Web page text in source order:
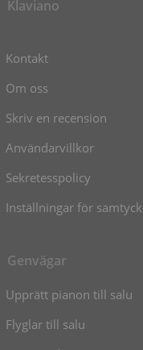
Klaviano
Kontakt
Om oss
Skriv en recension
Användarvillkor
Sekretesspolicy
Inställningar för
Genvägar
Upprätt pianon till salu
Flyglar till salu